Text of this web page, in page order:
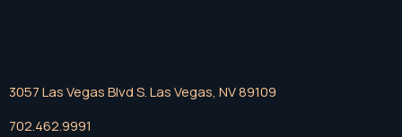
3057 Las Vegas Blvd S. Las Vegas, NV 89109
702.462.9991